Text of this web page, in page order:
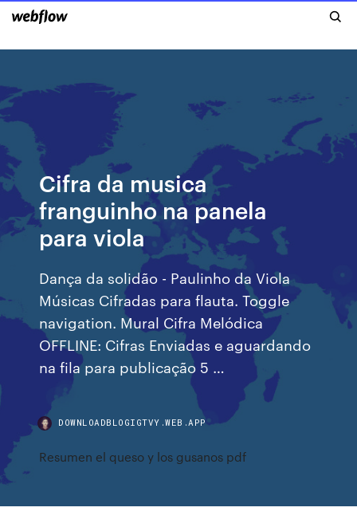
Cifra da musica
franguinho na panela
para viola
Dança da solidão - Paulinho da Viola
Músicas Cifradas para flauta. Toggle
navigation. Mural Cifra Melódica
OFFLINE: Cifras Enviadas e aguardando
na fila para publicação 5 …
DOWNLOADBLOGIGTVY.WEB.APP
Resumen el queso y los gusanos pdf